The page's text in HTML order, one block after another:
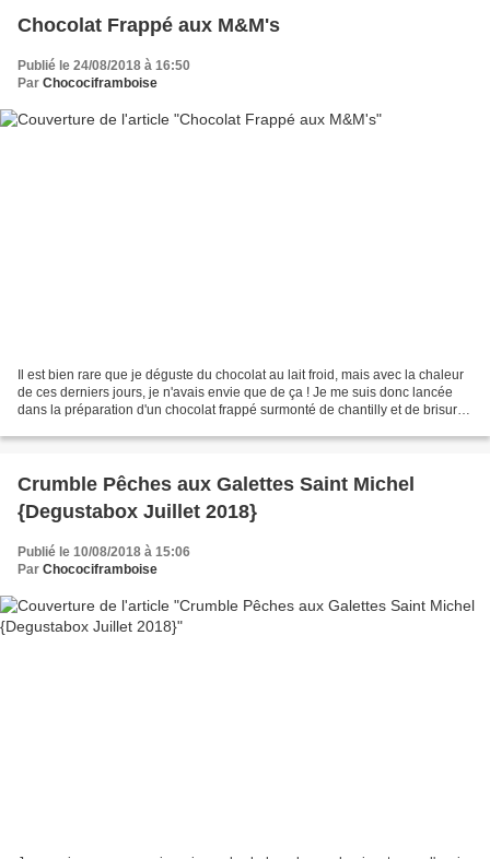
Chocolat Frappé aux M&M's
Publié le 24/08/2018 à 16:50
Par Chocociframboise
Il est bien rare que je déguste du chocolat au lait froid, mais avec la chaleur
de ces derniers jours, je n'avais envie que de ça ! Je me suis donc lancée
dans la préparation d'un chocolat frappé surmonté de chantilly et de brisures
Crumble Pêches aux Galettes Saint Michel
{Degustabox Juillet 2018}
Publié le 10/08/2018 à 15:06
Par Chocociframboise